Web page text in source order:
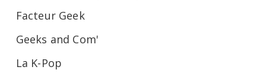
Facteur Geek
Geeks and Com'
La K-Pop